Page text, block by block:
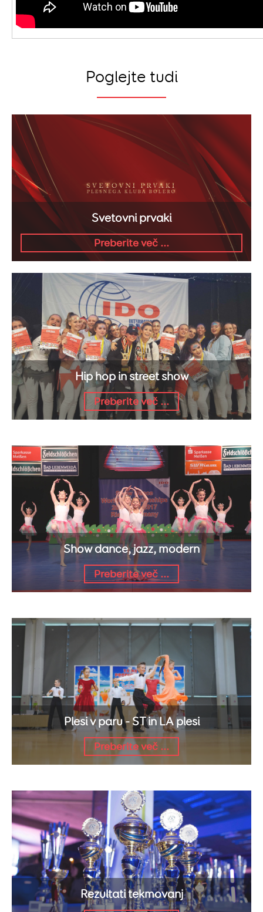
Poglejte tudi
Svetovni prvaki
Preberite več ...
Hip hop in street show
Preberite več ...
Show dance, jazz, modern
Preberite več ...
Plesi v paru - ST in LA plesi
Preberite več ...
Rezultati tekmovanj